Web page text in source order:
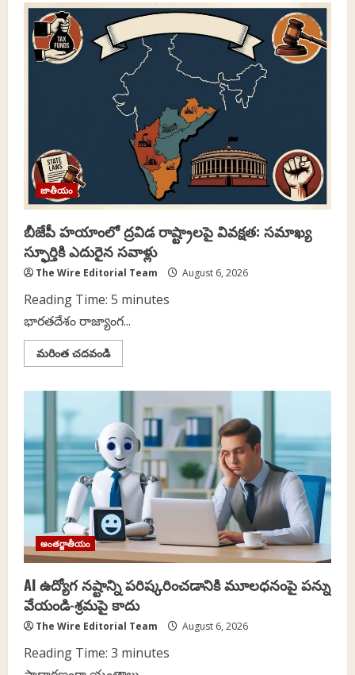
శిలాజ
ఇంధనాలపై
మరింత
ఆధారపడుతోందా?
జాతీయం
బీజేపీ హయాంలో ద్రవిడ రాష్ట్రాలపై వివక్షత: సమాఖ్య
స్ఫూర్తికి ఎదురైన సవాళ్లు
The Wire Editorial Team August 6, 2026
Reading Time: 5 minutes
భారతదేశం రాజ్యాంగ...
మరింత చదవండిRead
more
రాష్ట్రాలపై
వివక్షత:
సమాఖ్య
స్ఫూర్తికి
ఎదురైన
సవాళ్లు
అంతర్జాతీయం
AI ఉద్యోగ నష్టాన్ని పరిష్కరించడానికి మూలధనంపై పన్ను
వేయండి-శ్రమపై కాదు
The Wire Editorial Team August 6, 2026
Reading Time: 3 minutes